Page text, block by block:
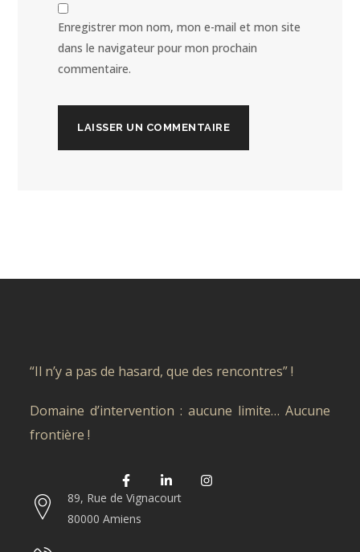
Enregistrer mon nom, mon e-mail et mon site
dans le navigateur pour mon prochain
commentaire.
“Il n’y a pas de hasard, que des rencontres” !
Domaine d’intervention : aucune limite… Aucune
frontière !
89, Rue de Vignacourt
80000 Amiens